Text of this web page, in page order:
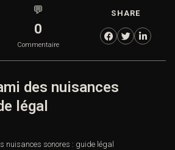
💬
0
Commentaire
SHARE
des nuisances
légal
nuisances sonores : guide légal